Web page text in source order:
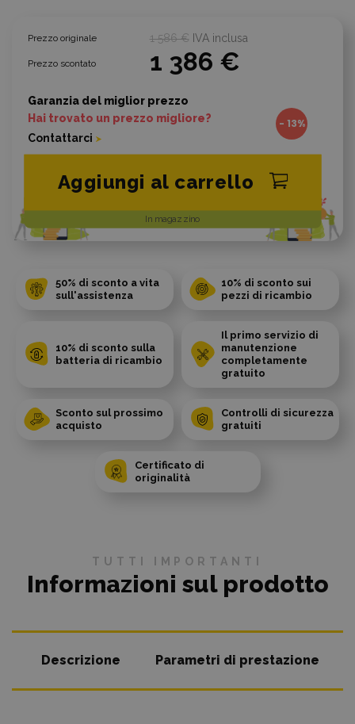
Prezzo originale
Prezzo scontato
1 586 € IVA inclusa
1 386 €
- 13%
In magazzino
Aggiungi al carrello
Garanzia del miglior prezzo
Hai trovato un prezzo migliore?
Contattarci
50% di sconto a vita
sull'assistenza
10% di sconto sui
pezzi di ricambio
10% di sconto sulla
batteria di ricambio
Il primo servizio di
manutenzione
completamente
gratuito
Sconto sul prossimo
acquisto
Controlli di sicurezza
gratuiti
Certificato di
originalità
TUTTI IMPORTANTI
Informazioni sul prodotto
Descrizione Parametri di prestazione